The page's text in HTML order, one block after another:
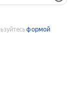
формой